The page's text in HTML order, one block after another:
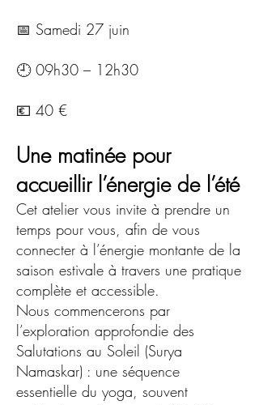
📅 Samedi 27 juin
🕘 09h30 – 12h30
💶 40 €
Une matinée pour
accueillir l’énergie de l’été
Cet atelier vous invite à prendre un
temps pour vous, afin de vous
connecter à l’énergie montante de la
saison estivale à travers une pratique
complète et accessible.
Nous commencerons par
l’exploration approfondie des
Salutations au Soleil (Surya
Namaskar) : une séquence
essentielle du yoga, souvent